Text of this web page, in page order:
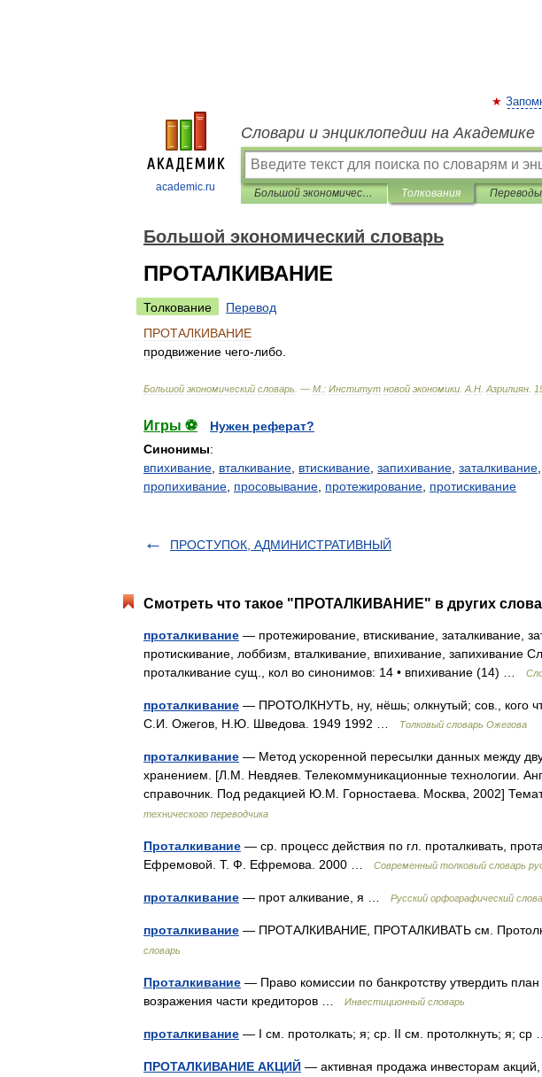
academic.ru
Словари и энциклопедии на Академике
Большой экономический словарь Толкования Переводы
Большой экономический словарь
ПРОТАЛКИВАНИЕ
Толкование
Перевод
ПРОТАЛКИВАНИЕ
продвижение чего-либо
Большой экономический словарь . — М : Институт новой экономики А Н Азрилиян
Игры ⚽
Нужен реферат?
Синонимы:
впихивание вталкивание втискивание запихивание заталкивание
пропихивание просовывание протежирование протискивание
ПРОСТУПОК, АДМИНИСТРАТИВНЫЙ
Смотреть что такое "ПРОТАЛКИВАНИЕ" в других
проталкивание — протежирование, втискивание, заталкивание,
протискивание, лоббизм, вталкивание, впихивание, запихивание
проталкивание сущ., кол во синонимов: 14 • впихивание (14) …
проталкивание — ПРОТОЛКНУТЬ, ну, нёшь; олкнутый; сов., кого
С.И. Ожегов, Н.Ю. Шведова. 1949 1992 …
Толковый словарь Ожегова
проталкивание — Метод ускоренной пересылки данных между
хранением. [Л.М. Невдяев. Телекоммуникационные технологии.
справочник. Под редакцией Ю.М. Горностаева. Москва, 2002]
технического переводчика
Проталкивание — ср. процесс действия по гл. проталкивать,
Ефремовой. Т. Ф. Ефремова. 2000 …
Современный толковый словарь
проталкивание — прот алкивание, я … Русский орфографический
проталкивание — ПРОТАЛКИВАНИЕ, ПРОТАЛКИВАТЬ см.
словарь
Проталкивание — Право комиссии по банкротству утвердить
возражения части кредиторов …
Инвестиционный словарь
проталкивание — I см. протолкать; я; ср. II см. протолкнуть; я;
ПРОТАЛКИВАНИЕ АКЦИЙ — активная продажа инвесторам